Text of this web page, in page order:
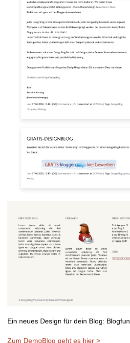
Ein neues Design für dein Blog: Blogfun
Zum DemoBlog geht es hier >